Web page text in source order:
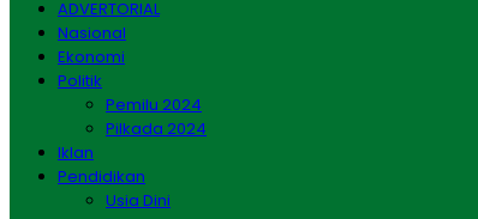
ADVERTORIAL
Nasional
Ekonomi
Politik
Pemilu 2024
Pilkada 2024
Iklan
Pendidikan
Usia Dini